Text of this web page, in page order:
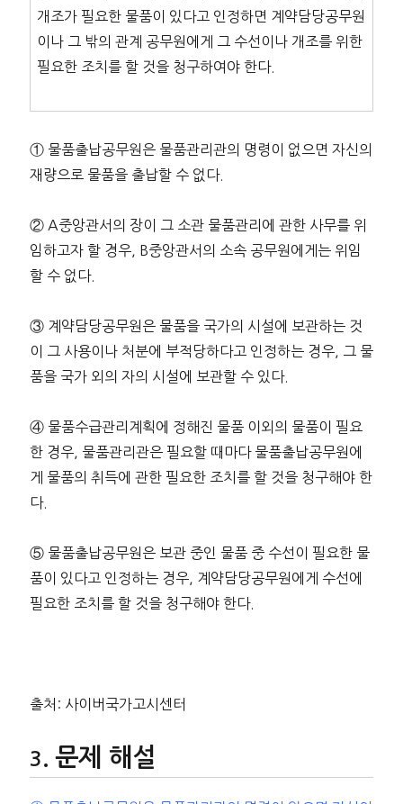
개조가 필요한 물품이 있다고 인정하면 계약담당공무원
이나 그 밖의 관계 공무원에게 그 수선이나 개조를 위한
필요한 조치를 할 것을 청구하여야 한다.
① 물품출납공무원은 물품관리관의 명령이 없으면 자신의
재량으로 물품을 출납할 수 없다.
② A중앙관서의 장이 그 소관 물품관리에 관한 사무를 위
임하고자 할 경우, B중앙관서의 소속 공무원에게는 위임
할 수 없다.
③ 계약담당공무원은 물품을 국가의 시설에 보관하는 것
이 그 사용이나 처분에 부적당하다고 인정하는 경우, 그 물
품을 국가 외의 자의 시설에 보관할 수 있다.
④ 물품수급관리계획에 정해진 물품 이외의 물품이 필요
한 경우, 물품관리관은 필요할 때마다 물품출납공무원에
게 물품의 취득에 관한 필요한 조치를 할 것을 청구해야 한
다.
⑤ 물품출납공무원은 보관 중인 물품 중 수선이 필요한 물
품이 있다고 인정하는 경우, 계약담당공무원에게 수선에
필요한 조치를 할 것을 청구해야 한다.
출처: 사이버국가고시센터
문제 해설